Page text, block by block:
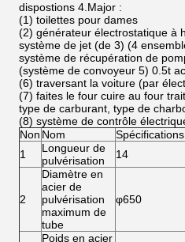
dispostions 4.Major :
(1) toilettes pour dames
(2) générateur électrostatique à
système de jet (de 3) (4
système de récupération de
(système de convoyeur 5) 0.5t
(6) traversant la voiture (par
(7) faites le four cuire au four
type de carburant, type de
(8) système de contrôle
Non Nom Spécifications
1
Longueur de
pulvérisation
14
2
Diamètre en
acier de
pulvérisation
maximum de
tube
φ650
Poids en acier